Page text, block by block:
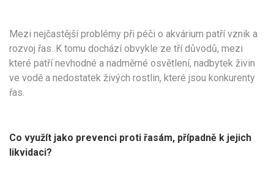
Mezi nejčastější problémy při péči o akvárium patří vznik a
rozvoj řas. K tomu dochází obvykle ze tří důvodů, mezi
které patří nevhodné a nadměrné osvětlení, nadbytek živin
ve vodě a nedostatek živých rostlin, které jsou konkurenty
řas.
Co využít jako prevenci proti řasám, případně k jejich
likvidaci?